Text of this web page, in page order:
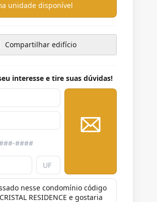
unidade disponível
Compartilhar edifício
interesse e tire suas dúvidas!